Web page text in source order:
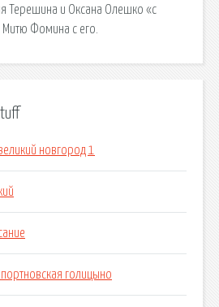
Терешина и Оксана Олешко «с
Фомина с его.
новгород 1
голицыно